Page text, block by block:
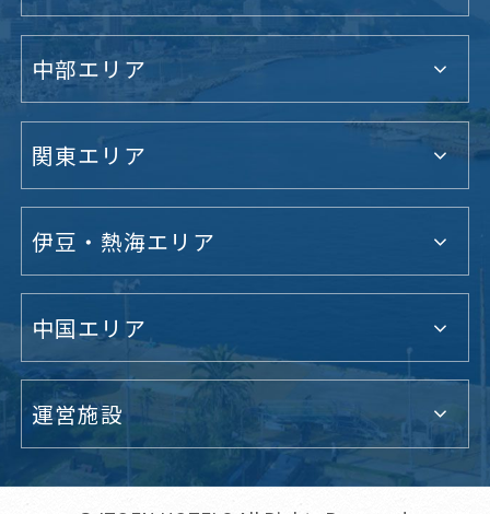
中部エリア
関東エリア
伊豆・熱海エリア
中国エリア
運営施設